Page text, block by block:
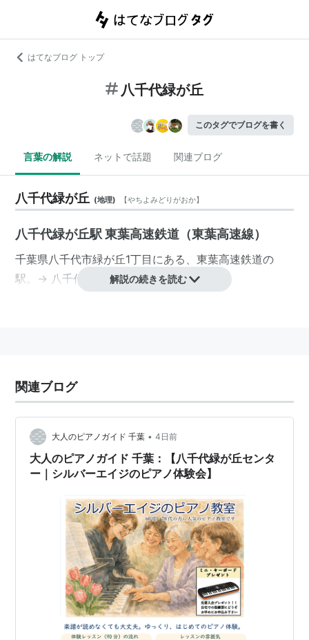
はてなブログ トップ
八千代緑が丘
このタグでブログを書く
言葉の解説 ネットで話題 関連ブログ
八千代緑が丘 (地理) 【やちよみどりがおか】
八千代緑が丘駅 東葉高速鉄道（東葉高速線）
千葉県八千代市緑が丘1丁目 にある、東葉高速鉄道の
駅。→ 八千代緑が丘駅解説の続きを読む
関連ブログ
大人のピアノガイド 千葉 • 4日前
大人のピアノガイド 千葉：【八千代緑が丘センタ
ー｜シルバーエイジのピアノ体験会】